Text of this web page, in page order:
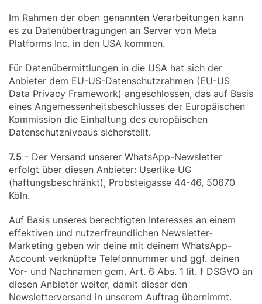
Im Rahmen der oben genannten Verarbeitungen kann
es zu Datenübertragungen an Server von Meta
Platforms Inc. in den USA kommen.
Für Datenübermittlungen in die USA hat sich der
Anbieter dem EU-US-Datenschutzrahmen (EU-US
Data Privacy Framework) angeschlossen, das auf Basis
eines Angemessenheitsbeschlusses der Europäischen
Kommission die Einhaltung des europäischen
Datenschutzniveaus sicherstellt.
7.5 - Der Versand unserer WhatsApp-Newsletter
erfolgt über diesen Anbieter: Userlike UG
(haftungsbeschränkt), Probsteigasse 44-46, 50670
Köln.
Auf Basis unseres berechtigten Interesses an einem
effektiven und nutzerfreundlichen Newsletter-
Marketing geben wir deine mit deinem WhatsApp-
Account verknüpfte Telefonnummer und ggf. deinen
Vor- und Nachnamen gem. Art. 6 Abs. 1 lit. f DSGVO an
diesen Anbieter weiter, damit dieser den
Newsletterversand in unserem Auftrag übernimmt.